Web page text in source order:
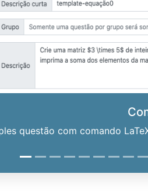
questão com comando